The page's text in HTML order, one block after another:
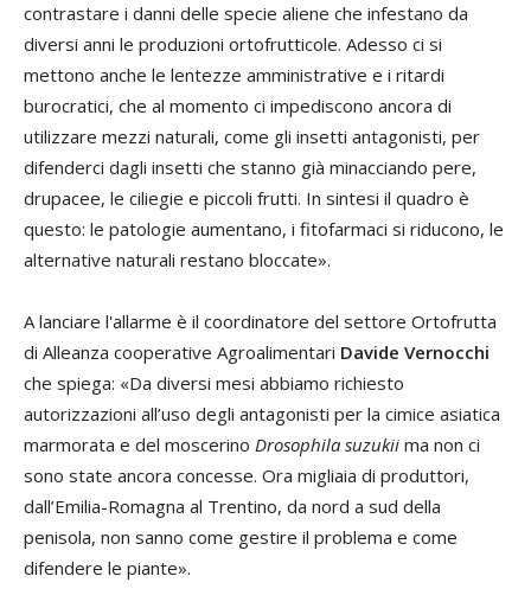
contrastare i danni delle specie aliene che infestano da
diversi anni le produzioni ortofrutticole. Adesso ci si
mettono anche le lentezze amministrative e i ritardi
burocratici, che al momento ci impediscono ancora di
utilizzare mezzi naturali, come gli insetti antagonisti, per
difenderci dagli insetti che stanno già minacciando pere,
drupacee, le ciliegie e piccoli frutti. In sintesi il quadro è
questo: le patologie aumentano, i fitofarmaci si riducono, le
alternative naturali restano bloccate».
A lanciare l'allarme è il coordinatore del settore Ortofrutta
di Alleanza cooperative Agroalimentari Davide Vernocchi
che spiega: «Da diversi mesi abbiamo richiesto
autorizzazioni all’uso degli antagonisti per la cimice asiatica
marmorata e del moscerino Drosophila suzukii ma non ci
sono state ancora concesse. Ora migliaia di produttori,
dall’Emilia-Romagna al Trentino, da nord a sud della
penisola, non sanno come gestire il problema e come
difendere le piante».